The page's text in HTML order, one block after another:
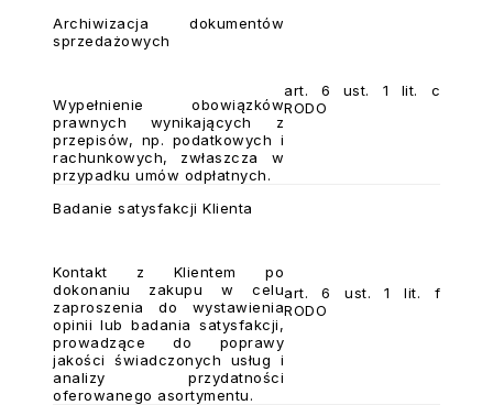
Archiwizacja dokumentów
sprzedażowych
Wypełnienie obowiązków
prawnych wynikających z
przepisów, np. podatkowych i
rachunkowych, zwłaszcza w
przypadku umów odpłatnych.
art. 6 ust. 1 lit. c
RODO
Badanie satysfakcji Klienta
Kontakt z Klientem po
dokonaniu zakupu w celu
zaproszenia do wystawienia
opinii lub badania satysfakcji,
prowadzące do poprawy
jakości świadczonych usług i
analizy przydatności
oferowanego asortymentu.
art. 6 ust. 1 lit. f
RODO